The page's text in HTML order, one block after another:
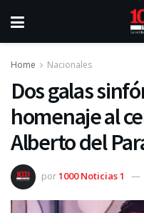
Home Nacionales
Dos galas
homenaje al
Alberto del
por1000 Noticias 1